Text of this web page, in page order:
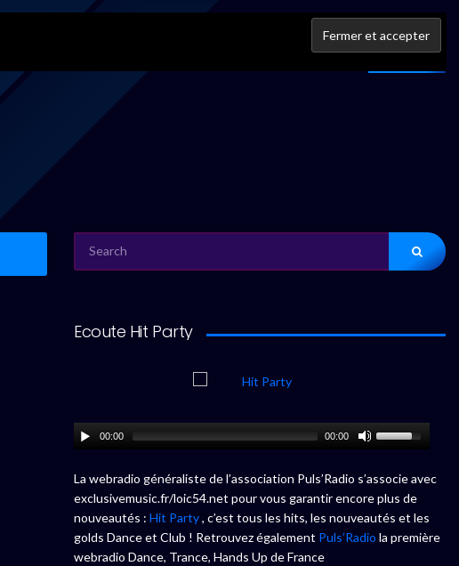
IFPI
FOR:
Ecoute Hit Party
00:00 00:00
La webradio généraliste de l’association Puls’Radio s’associe avec
exclusivemusic.fr/loic54.net pour vous garantir encore plus de
nouveautés : Hit Party, c’est tous les hits, les nouveautés et les
golds Dance et Club ! Retrouvez également Puls’Radio la première
webradio Dance, Trance, Hands Up de France